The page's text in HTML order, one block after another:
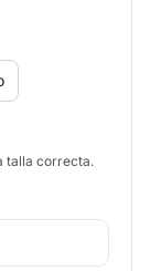
talla correcta.